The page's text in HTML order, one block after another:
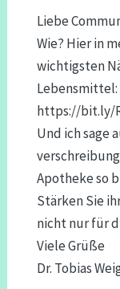
Liebe
Wie? Hier in
wichtigsten
Lebensmittel:
https://bit.ly/
Und ich sage
Apotheke so
Stärken Sie
nicht nur für
Viele Grüße
Dr. Tobias